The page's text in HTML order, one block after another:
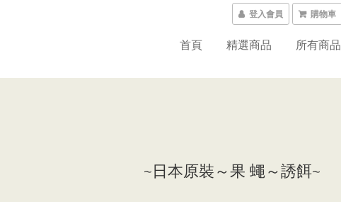
登入會員 購物車
首頁 精選商品 所有商品
~日本原裝～果 蠅～誘餌~